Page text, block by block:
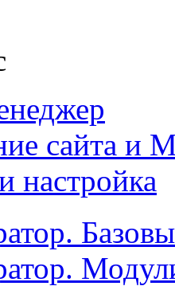
сайта и
настройка